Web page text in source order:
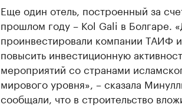
Еще один отель, построенный за
прошлом году – Kol Gali в Болгаре.
проинвестировали компании ТАИФ
повысить инвестиционную
мероприятий со странами
мирового уровня», – сказала
сообщали, что в строительство